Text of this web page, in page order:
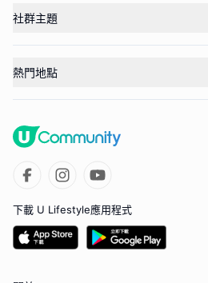
社群主題
熱門地點
下載 U Lifestyle應用程式